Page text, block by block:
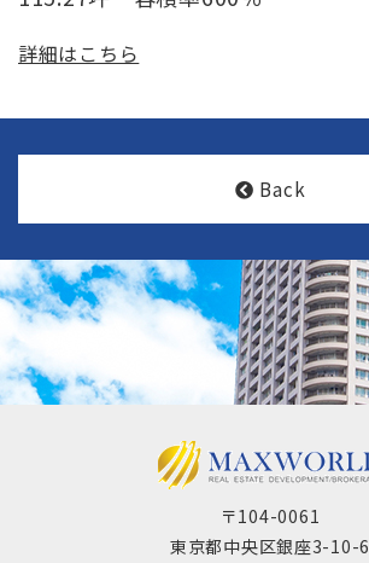
詳細はこちら
Back
〒104-0061
東京都中央区銀座3-10-6